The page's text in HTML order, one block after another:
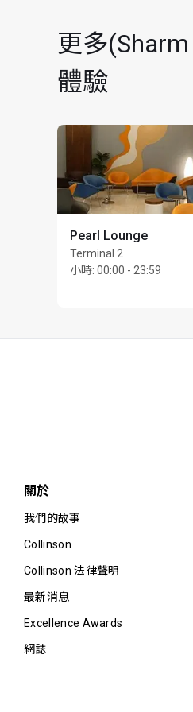
更多
體驗
Pearl Lounge
Terminal 2
小時: 00:00 - 23:59
關於
我們的故事
Collinson
Collinson 法律聲明
最新消息
Excellence Awards
網誌